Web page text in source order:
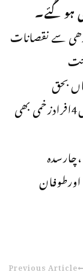
سے نقصانات
بحق
ہوئے،آندھی اورطوفان کےباعث پشاورمیں4افرادزخمی بھی
رپورٹ میں کہاگیاکہ مشرہ میں 6،مردان میں2،چارسدہ
Previous Article